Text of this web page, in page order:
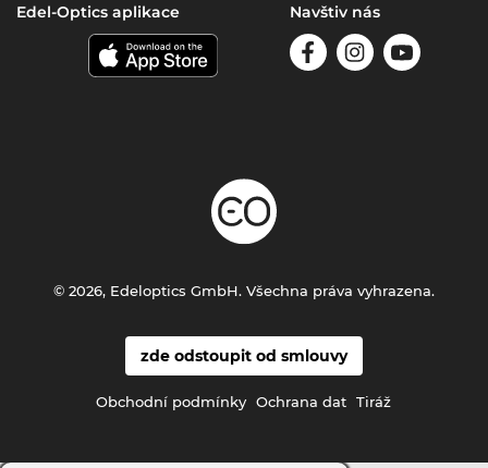
Edel-Optics aplikace Navštiv nás
zde odstoupit od smlouvy
Obchodní podmínky Ochrana dat Tiráž
© 2026, Edeloptics GmbH. Všechna práva vyhrazena.